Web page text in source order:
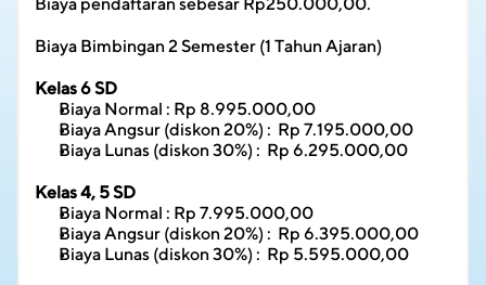
Biaya Bimbingan 2 Semester (1 Tahun Ajaran)
Kelas 6 SD
Biaya Normal : Rp 8.995.000,00
Biaya Angsur (diskon 20%) :  Rp 7.195.000,00
Biaya Lunas (diskon 30%) :  Rp 6.295.000,00
Kelas 4, 5 SD
Biaya Normal : Rp 7.995.000,00
Biaya Angsur (diskon 20%) :  Rp 6.395.000,00
Biaya Lunas (diskon 30%) :  Rp 5.595.000,00